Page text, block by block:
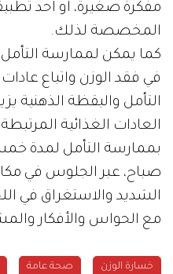
مفكرة صغيرة، أو أحد
المخصصة لذلك.
كما يمكن لممارسة
في فقد الوزن واتباع
التأمل واليقظة الذهنية
العادات الغذائية
بممارسة التأمل لمدة
صباح، عبر الجلوس في
الشديد والاستغراق في
مع الحواس والأفكار
خسارة الوزن صحة عامة